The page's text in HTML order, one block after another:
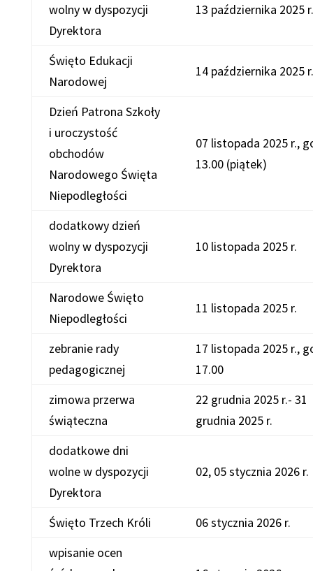
wolny w dyspozycji
Dyrektora
13 października 2025 r.
Święto Edukacji
Narodowej
14 października 2025
Dzień Patrona Szkoły
i uroczystość
obchodów
Narodowego Święta
Niepodległości
07 listopada 2025 r.,
13.00 (piątek)
dodatkowy dzień
wolny w dyspozycji
Dyrektora
10 listopada 2025 r.
Narodowe Święto
Niepodległości
11 listopada 2025 r.
zebranie rady
pedagogicznej
17 listopada 2025 r.,
17.00
zimowa przerwa
świąteczna
22 grudnia 2025 r.- 31
grudnia 2025 r.
dodatkowe dni
wolne w dyspozycji
Dyrektora
02, 05 stycznia 2026 r.
Święto Trzech Króli
06 stycznia 2026 r.
wpisanie ocen